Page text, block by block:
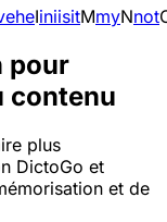
heIiniisitMmyNnot
pour
contenu
plus
DictoGo et
et de